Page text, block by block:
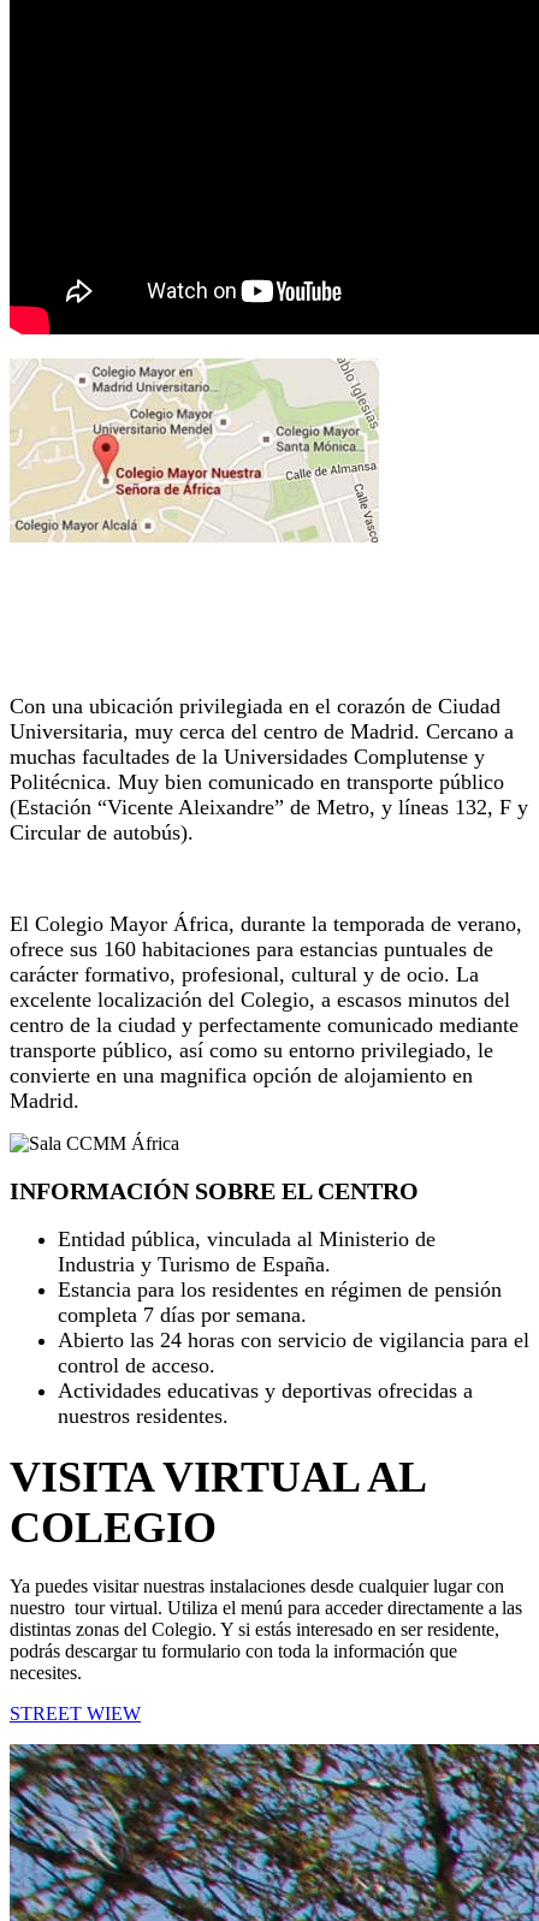
Con una ubicación privilegiada en el corazón de Ciudad
Universitaria, muy cerca del centro de Madrid. Cercano a
muchas facultades de la Universidades Complutense y
Politécnica. Muy bien comunicado en transporte público
(Estación “Vicente Aleixandre” de Metro, y líneas 132, F y
Circular de autobús).
El Colegio Mayor África, durante la temporada de verano,
ofrece sus 160 habitaciones para estancias puntuales de
carácter formativo, profesional, cultural y de ocio. La
excelente localización del Colegio, a escasos minutos del
centro de la ciudad y perfectamente comunicado mediante
transporte público, así como su entorno privilegiado, le
convierte en una magnifica opción de alojamiento en
Madrid.
INFORMACIÓN SOBRE EL CENTRO
Entidad pública, vinculada al Ministerio de
Industria y Turismo de España.
Estancia para los residentes en régimen de pensión
completa 7 días por semana.
Abierto las 24 horas con servicio de vigilancia para el
control de acceso.
Actividades educativas y deportivas ofrecidas a
nuestros residentes.
VISITA VIRTUAL AL
COLEGIO
Ya puedes visitar nuestras instalaciones desde cualquier lugar con
nuestro tour virtual. Utiliza el menú para acceder directamente a las
distintas zonas del Colegio. Y si estás interesado en ser residente,
podrás descargar tu formulario con toda la información que
necesites.
STREET WIEW